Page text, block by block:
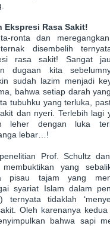
Ekspresi Rasa Sakit!
ronta dan
disembelih
rasa sakit! Sangat
dugaan kita
sudah lazim menjadi
bahwa setiap darah
tubuhku yang terluka,
dan nyeri. Terlebih lagi
leher dengan luka
lebar…!
Prof. Schultz
membuktikan yang
pisau tajam yang
syariat Islam dalam
ternyata tidaklah
Oleh karenanya
bahwa sapi